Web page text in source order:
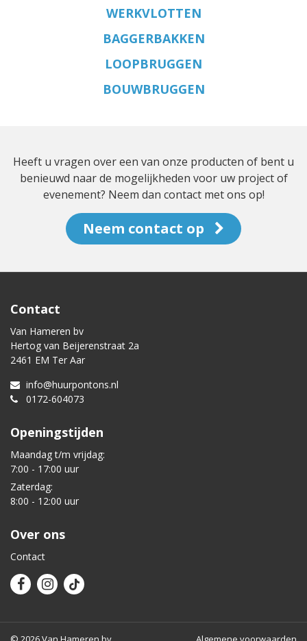
WERKVLOTTEN
BAGGERBAKKEN
LOOPBRUGGEN
BOUWBRUGGEN
Heeft u vragen over een van onze producten of bent u
benieuwd naar de mogelijkheden voor uw project of
evenement? Neem dan contact met ons op!
Neem contact op
Contact
Van Hameren bv
Hertog van Beijerenstraat 2a
2461 EM Ter Aar
info@huurpontons.nl
0172-604073
Openingstijden
Maandag t/m vrijdag:
7:00 - 17:00 uur
Zaterdag:
8:00 - 12:00 uur
Over ons
Contact